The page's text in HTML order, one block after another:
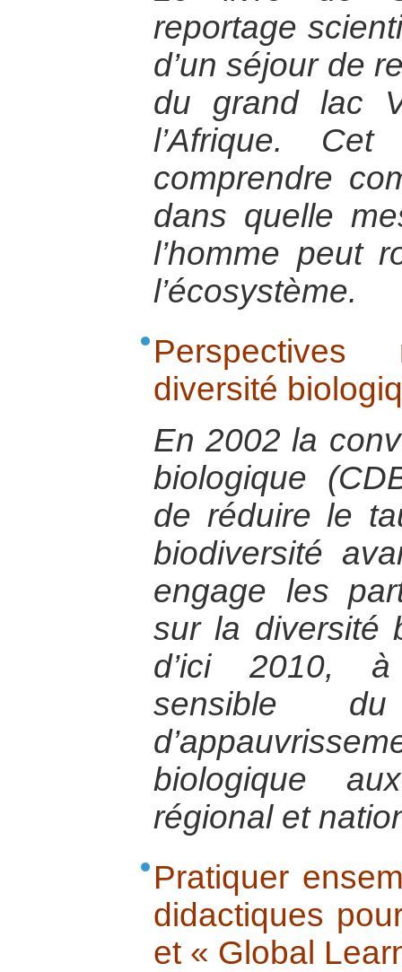
reportage
d’un séjour de
du grand lac
l’Afrique.
comprendre
dans quelle
l’homme peut
l’écosystème.
diversité
En 2002 la
biologique
de réduire le
biodiversité
engage les
sur la diversité
d’ici 2010, à
sensible
biologique
régional et
Pratiquer
didactiques
et « Global